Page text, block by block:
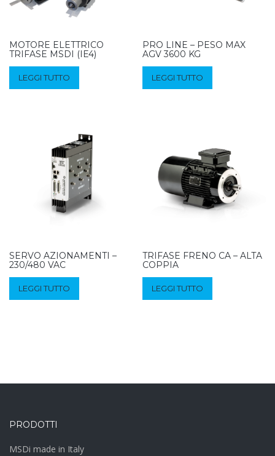
MOTORE ELETTRICO
TRIFASE MSDI (IE4)
LEGGI TUTTO
PRO LINE – PESO MAX
AGV 3600 KG
LEGGI TUTTO
SERVO AZIONAMENTI –
230/480 VAC
LEGGI TUTTO
TRIFASE FRENO CA – ALTA
COPPIA
LEGGI TUTTO
PRODOTTI
MSDi made in Italy